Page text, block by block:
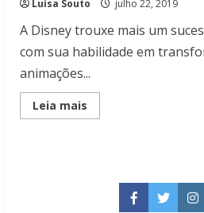
Luísa Souto julho 22, 2019
A Disney trouxe mais um
com sua habilidade em
animações...
Leia mais
more
refilmagem
Facebook
Twitter